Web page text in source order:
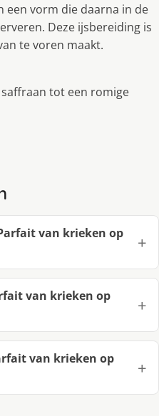
een vorm die daarna in de
Deze ijsbereiding is
te voren maakt.
tot een romige
van krieken op
van krieken op
van krieken op